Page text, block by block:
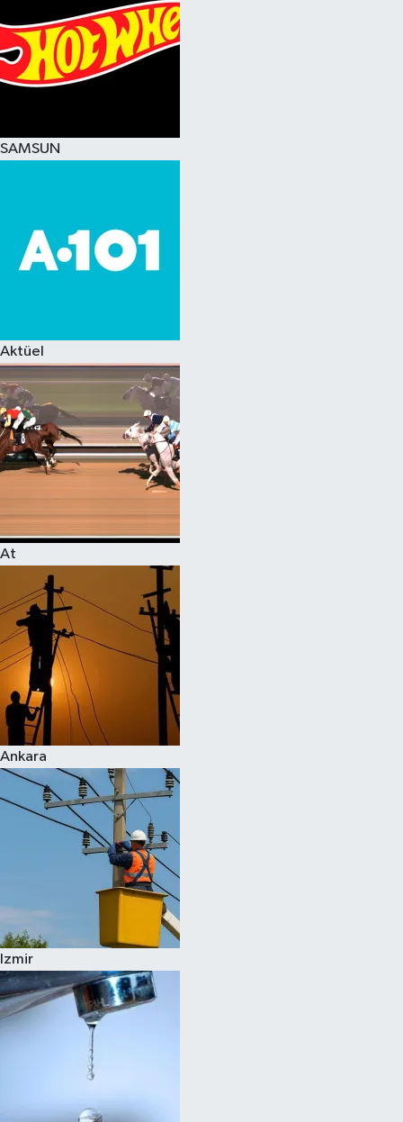
SAMSUN
Aktüel
At
Ankara
Izmir